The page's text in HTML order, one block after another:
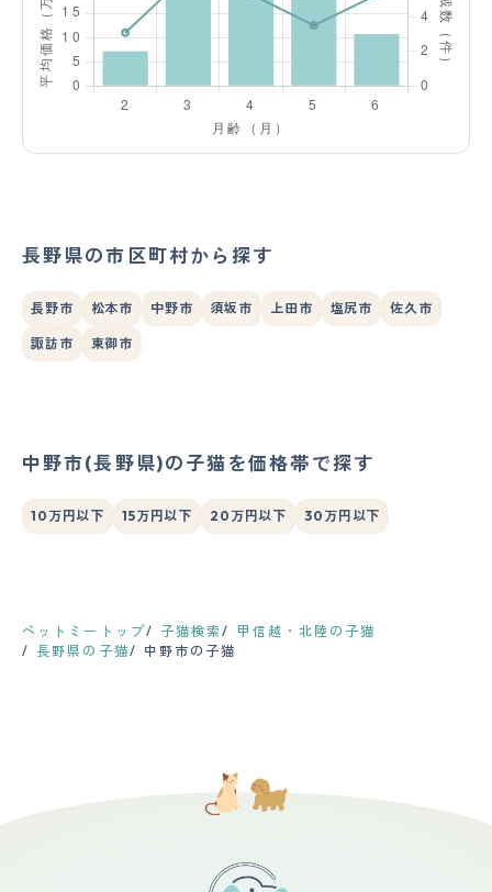
長野県の市区町村から探す
長野市 松本市 中野市 須坂市 上田市 塩尻市 佐久市
諏訪市 東御市
中野市(長野県)の子猫を価格帯で探す
10万円以下 15万円以下 20万円以下 30万円以下
ペットミートップ 子猫検索
甲信越・北陸の子猫
長野県の子猫
中野市の子猫